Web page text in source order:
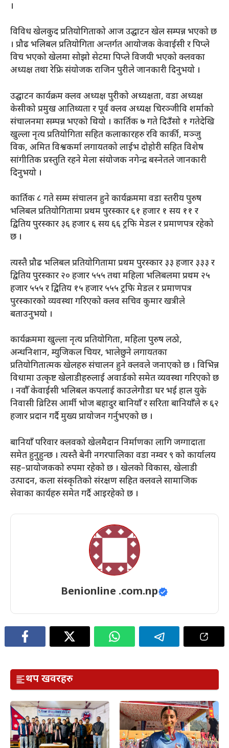
।
विविध खेलकुद प्रतियोगिताको आज उद्घाटन खेल सम्पन्न भएको छ
। प्रौढ भलिबल प्रतियोगिता अन्तर्गत आयोजक केवाईसी र पिप्ले
विच भएको खेलमा सोझो सेटमा पिप्ले विजयी भएको क्लवका
अध्यक्ष तथा रेफ्रि संयोजक राजिन पुरीले जानकारी दिनुभयो ।
उद्घाटन कार्यक्रम क्लव अध्यक्ष पुरीको अध्यक्षता, वडा अध्यक्ष
केसीको प्रमुख आतिथ्यता र पूर्व क्लव अध्यक्ष चिरञ्जीवि शर्माको
संचालनमा सम्पन्न भएको थियो । कार्तिक ७ गते दिउँसो १ गतेदेखि
खुल्ला नृत्य प्रतियोगिता सहित कलाकारहरु रवि कार्की, मञ्जु
विक, अमित विश्वकर्मा लगायतको लाईभ दोहोरी सहित विशेष
सांगीतिक प्रस्तुति रहने मेला संयोजक नगेन्द्र बस्नेतले जानकारी
दिनुभयो ।
कार्तिक ८ गते सम्म संचालन हुने कार्यक्रममा वडा स्तरीय पुरुष
भलिबल प्रतियोगितामा प्रथम पुरस्कार ६१ हजार १ सय ११ र
द्वितिय पुरस्कार ३६ हजार ६ सय ६६ ट्रफि मेडल र प्रमाणपत्र रहेको
छ ।
त्यस्तै प्रौढ भलिबल प्रतियोगितामा प्रथम पुरस्कार ३३ हजार ३३३ र
द्वितिय पुरस्कार २० हजार ५५५ तथा महिला भलिबलमा प्रथम २५
हजार ५५५ र द्वितिय १५ हजार ५५५ ट्रफि मेडल र प्रमाणपत्र
पुरस्कारको व्यवस्था गरिएको क्लव सचिव कुमार खत्रीले
बताउनुभयो ।
कार्यक्रममा खुल्ला नृत्य प्रतियोगिता, महिला पुरुष लठो,
अन्धनिशान, म्युजिकल चियर, भालेछुने लगायतका
प्रतियोगितात्मक खेलहरु संचालन हुने क्लवले जनाएको छ । विभिन्न
विधामा उत्कृष्ट खेलाडीहरुलाई अवार्डको समेत व्यवस्था गरिएको छ
। नवौँ केवाईसी भलिबल कपलाई काउलेगौडा घर भई हाल युके
निवासी व्रिटिस आर्मी भोज बहादुर बानियाँ र सरिता बानियाँले रु ६२
हजार प्रदान गर्दै मुख्य प्रायोजन गर्नुभएको छ ।
बानियाँ परिवार क्लवको खेलमैदान निर्माणका लागि जग्गादाता
समेत हुनुहुन्छ । त्यस्तै बेनी नगरपालिका वडा नम्वर ९ को कार्यालय
सह–प्रायोजकको रुपमा रहेको छ । खेलको विकास, खेलाडी
उत्पादन, कला संस्कृतिको संरक्षण सहित क्लवले सामाजिक
सेवाका कार्यहरु समेत गर्दै आइरहेको छ ।
Benionline .com.np
थप खवरहरु